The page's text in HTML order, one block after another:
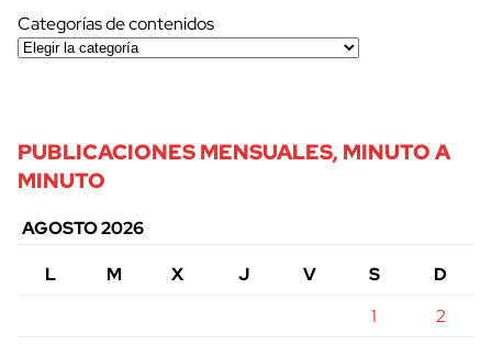
Categorías de contenidos
PUBLICACIONES MENSUALES, MINUTO A
MINUTO
AGOSTO 2026
L
M X J V S
D
1
2